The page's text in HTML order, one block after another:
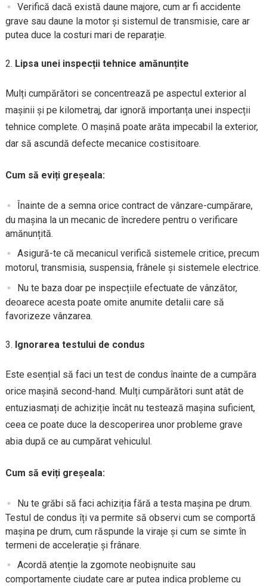
Verifică dacă există daune majore, cum ar fi accidente
grave sau daune la motor și sistemul de transmisie, care ar
putea duce la costuri mari de reparație.
Lipsa unei inspecții tehnice amănunțite
Mulți cumpărători se concentrează pe aspectul exterior al
mașinii și pe kilometraj, dar ignoră importanța unei inspecții
tehnice complete. O mașină poate arăta impecabil la exterior,
dar să ascundă defecte mecanice costisitoare.
Cum să eviți greșeala:
Înainte de a semna orice contract de vânzare-cumpărare,
du mașina la un mecanic de încredere pentru o verificare
amănunțită.
Asigură-te că mecanicul verifică sistemele critice, precum
motorul, transmisia, suspensia, frânele și sistemele electrice.
Nu te baza doar pe inspecțiile efectuate de vânzător,
deoarece acesta poate omite anumite detalii care să
favorizeze vânzarea.
Ignorarea testului de condus
Este esențial să faci un test de condus înainte de a cumpăra
orice mașină second-hand. Mulți cumpărători sunt atât de
entuziasmați de achiziție încât nu testează mașina suficient,
ceea ce poate duce la descoperirea unor probleme grave
abia după ce au cumpărat vehiculul.
Cum să eviți greșeala:
Nu te grăbi să faci achiziția fără a testa mașina pe drum.
Testul de condus îți va permite să observi cum se comportă
mașina pe drum, cum răspunde la viraje și cum se simte în
termeni de accelerație și frânare.
Acordă atenție la zgomote neobișnuite sau
comportamente ciudate care ar putea indica probleme cu